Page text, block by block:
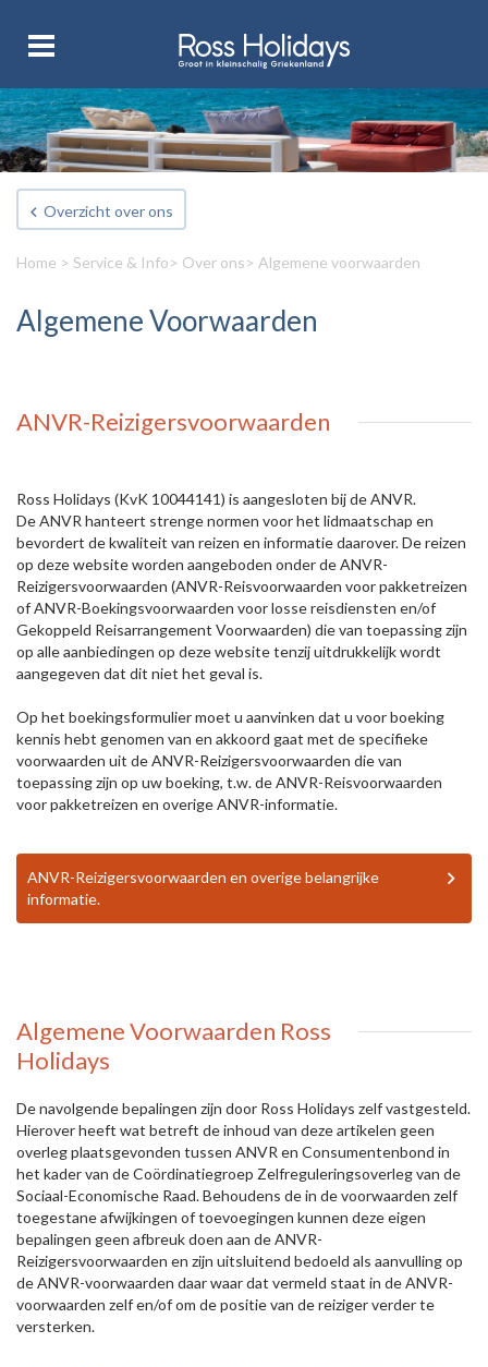
Overzicht over ons
Home > Service & Info> Over ons> Algemene voorwaarden
Algemene Voorwaarden
ANVR-Reizigersvoorwaarden
Ross Holidays (KvK 10044141) is aangesloten bij de ANVR.
De ANVR hanteert strenge normen voor het lidmaatschap en
bevordert de kwaliteit van reizen en informatie daarover. De reizen
op deze website worden aangeboden onder de ANVR-
Reizigersvoorwaarden (ANVR-Reisvoorwaarden voor pakketreizen
of ANVR-Boekingsvoorwaarden voor losse reisdiensten en/of
Gekoppeld Reisarrangement Voorwaarden) die van toepassing zijn
op alle aanbiedingen op deze website tenzij uitdrukkelijk wordt
aangegeven dat dit niet het geval is.
Op het boekingsformulier moet u aanvinken dat u voor boeking
kennis hebt genomen van en akkoord gaat met de specifieke
voorwaarden uit de ANVR-Reizigersvoorwaarden die van
toepassing zijn op uw boeking, t.w. de ANVR-Reisvoorwaarden
voor pakketreizen en overige ANVR-informatie.
ANVR-Reizigersvoorwaarden en overige belangrijke
informatie.
Algemene Voorwaarden Ross
Holidays
De navolgende bepalingen zijn door Ross Holidays zelf vastgesteld.
Hierover heeft wat betreft de inhoud van deze artikelen geen
overleg plaatsgevonden tussen ANVR en Consumentenbond in
het kader van de Coördinatiegroep Zelfreguleringsoverleg van de
Sociaal-Economische Raad. Behoudens de in de voorwaarden zelf
toegestane afwijkingen of toevoegingen kunnen deze eigen
bepalingen geen afbreuk doen aan de ANVR-
Reizigersvoorwaarden en zijn uitsluitend bedoeld als aanvulling op
de ANVR-voorwaarden daar waar dat vermeld staat in de ANVR-
voorwaarden zelf en/of om de positie van de reiziger verder te
versterken.